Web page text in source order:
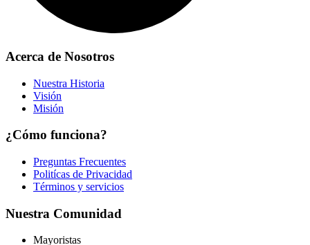
Acerca de Nosotros
Nuestra Historia
Visión
Misión
¿Cómo funciona?
Preguntas Frecuentes
Politícas de Privacidad
Términos y servicios
Nuestra Comunidad
Mayoristas